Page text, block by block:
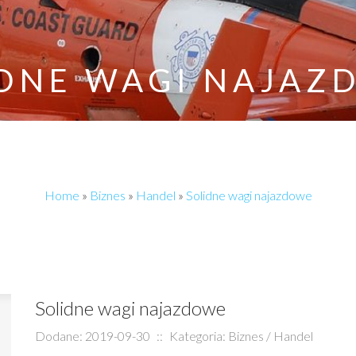
WAGI
Home » Biznes » Handel » Solidne wagi najazdowe
Solidne wagi najazdowe
Dodane: 2019-09-30 :: Kategoria: Biznes / Handel